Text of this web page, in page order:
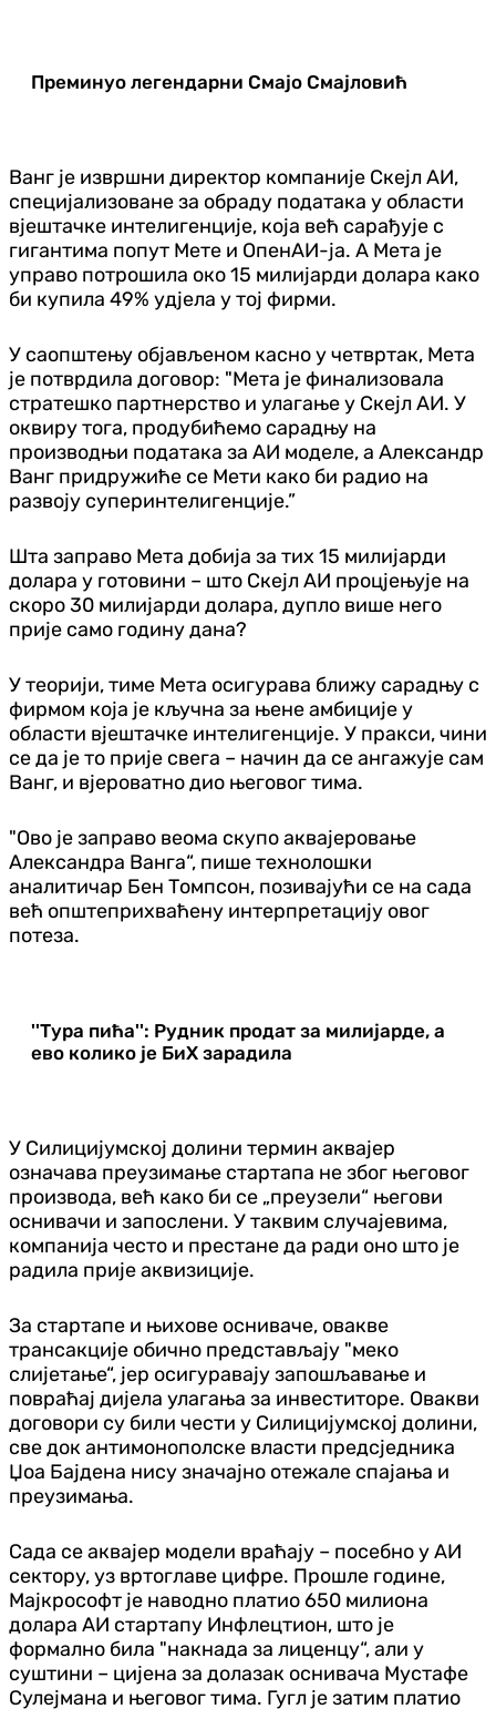
Преминуо легендарни Смајо Смајловић
Ванг је извршни директор компаније Скејл АИ,
специјализоване за обраду података у области
вјештачке интелигенције, која већ сарађује с
гигантима попут Мете и ОпенАИ-ја. А Мета је
управо потрошила око 15 милијарди долара како
би купила 49% удјела у тој фирми.
У саопштењу објављеном касно у четвртак, Мета
је потврдила договор: "Мета је финализовала
стратешко партнерство и улагање у Скејл АИ. У
оквиру тога, продубићемо сарадњу на
производњи података за АИ моделе, а Александр
Ванг придружиће се Мети како би радио на
развоју суперинтелигенције.”
Шта заправо Мета добија за тих 15 милијарди
долара у готовини – што Скејл АИ процјењује на
скоро 30 милијарди долара, дупло више него
прије само годину дана?
У теорији, тиме Мета осигурава ближу сарадњу с
фирмом која је кључна за њене амбиције у
области вјештачке интелигенције. У пракси, чини
се да је то прије свега – начин да се ангажује сам
Ванг, и вјероватно дио његовог тима.
"Ово је заправо веома скупо аквајеровање
Александра Ванга“, пише технолошки
аналитичар Бен Томпсон, позивајући се на сада
већ општеприхваћену интерпретацију овог
потеза.
''Тура пића'': Рудник продат за милијарде, а
ево колико је БиХ зарадила
У Силицијумској долини термин аквајер
означава преузимање стартапа не због његовог
производа, већ како би се „преузели“ његови
оснивачи и запослени. У таквим случајевима,
компанија често и престане да ради оно што је
радила прије аквизиције.
За стартапе и њихове осниваче, овакве
трансакције обично представљају "меко
слијетање“, јер осигуравају запошљавање и
повраћај дијела улагања за инвеститоре. Овакви
договори су били чести у Силицијумској долини,
све док антимонополске власти предсједника
Џоа Бајдена нису значајно отежале спајања и
преузимања.
Сада се аквајер модели враћају – посебно у АИ
сектору, уз вртоглаве цифре. Прошле године,
Мајкрософт је наводно платио 650 милиона
долара АИ стартапу Инфлецтион, што је
формално била "накнада за лиценцу“, али у
суштини – цијена за долазак оснивача Мустафе
Сулејмана и његовог тима. Гугл је затим платио